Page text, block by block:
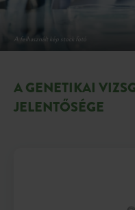
A GENETIKAI
JELENTŐSÉGE